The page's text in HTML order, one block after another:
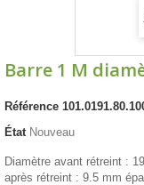
Barre 1 M
Référence
État Nouveau
Diamètre avant rétreint :
après rétreint : 9.5 mm